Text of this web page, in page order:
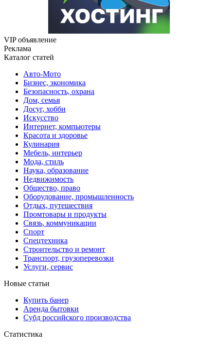
VIP объявление
Реклама
Каталог статей
Авто-Мото
Бизнес, экономика
Безопасность, охрана
Дом, семья
Досуг, хобби
Искусство
Интернет, компьютеры
Красота и здоровье
Кулинария
Мебель, интерьер
Мода, стиль
Наука, образование
Недвижимость
Общество, право
Оборудование, промышленность
Отдых, путешествия
Промтовары и продукты
Связь, коммуникации
Спорт
Спецтехника
Строительство и ремонт
Транспорт, грузоперевозки
Услуги, сервис
Новые статьи
Купить банер
Аренда бытовки
Субд российского производства
Статистика